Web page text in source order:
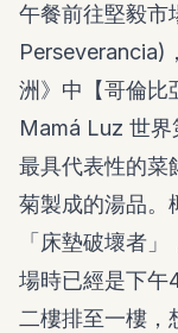
午餐前往堅毅
Perseverancia)
洲》 中【哥倫比
Mamá Luz 世
最具代表性的菜
菊製成的湯品
「床墊破壞者
場時已經是下午
二樓排至一樓，